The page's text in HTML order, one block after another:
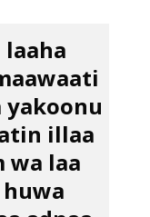
yakoonu
illaa
wa laa